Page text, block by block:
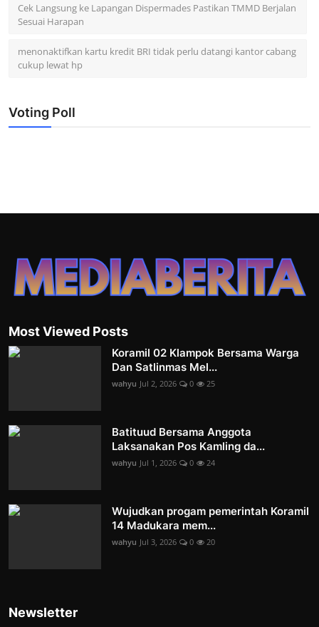
Cek Langsung ke Lapangan Dispermades Pastikan TMMD Berjalan
Sesuai Harapan
menonaktifkan kartu kredit BRI tidak perlu datangi kantor cabang
cukup lewat hp
Voting Poll
Most Viewed Posts
Koramil 02 Klampok Bersama Warga
Dan Satlinmas Mel...
wahyu Jul 2, 2026 0 25
Batituud Bersama Anggota
Laksanakan Pos Kamling da...
wahyu Jul 1, 2026 0 24
Wujudkan progam pemerintah Koramil
14 Madukara mem...
wahyu Jul 3, 2026 0 20
Newsletter